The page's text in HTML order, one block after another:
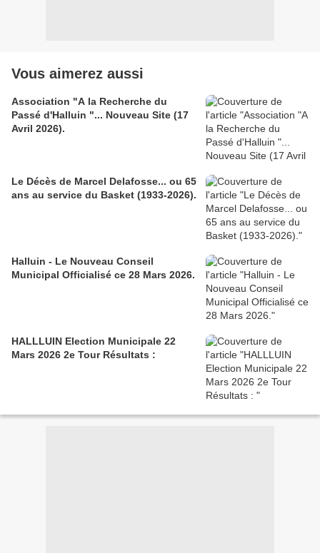
Vous aimerez aussi
Association "A la Recherche du
Passé d'Halluin "... Nouveau Site (17
Avril 2026).
Le Décès de Marcel Delafosse... ou 65
ans au service du Basket (1933-2026).
Halluin - Le Nouveau Conseil
Municipal Officialisé ce 28 Mars 2026.
HALLLUIN Election Municipale 22
Mars 2026 2e Tour Résultats :